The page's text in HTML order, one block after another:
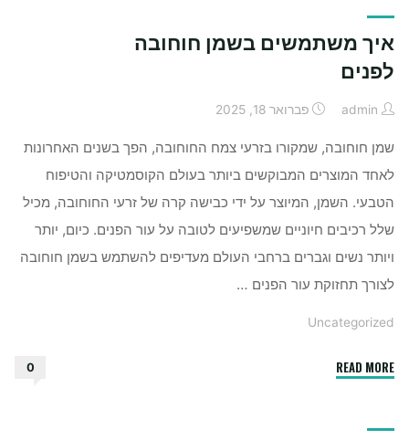
אתרים
איך משתמשים בשמן חוחובה
לפנים
admin פברואר 18, 2025
שמן חוחובה, שמקורו בזרעי צמח החוחובה, הפך בשנים האחרונות
לאחד המוצרים המבוקשים ביותר בעולם הקוסמטיקה והטיפוח
הטבעי. השמן, המיוצר על ידי כבישה קרה של זרעי החוחובה, מכיל
שלל רכיבים חיוניים שמשפיעים לטובה על עור הפנים. כיום, יותר
ויותר נשים וגברים ברחבי העולם מעדיפים להשתמש בשמן חוחובה
לצורך תחזוקת עור הפנים …
Uncategorized
READ MORE
0